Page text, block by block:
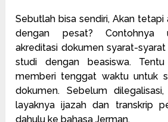
Sebutlah bisa sendiri, Akan tetapi
dengan pesat? Contohnya
akreditasi dokumen syarat-
studi dengan beasiswa.
memberi tenggat waktu untuk
dokumen. Sebelum
layaknya ijazah dan transkrip
dahulu ke bahasa Jerman.